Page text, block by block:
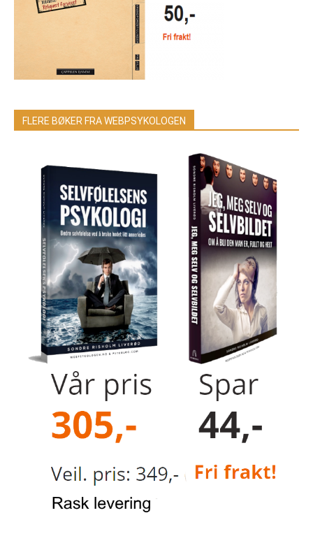
FLERE BØKER FRA WEBPSYKOLOGEN